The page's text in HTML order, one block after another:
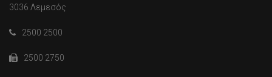
3036 Λεμεσός
2500 2500
2500 2750